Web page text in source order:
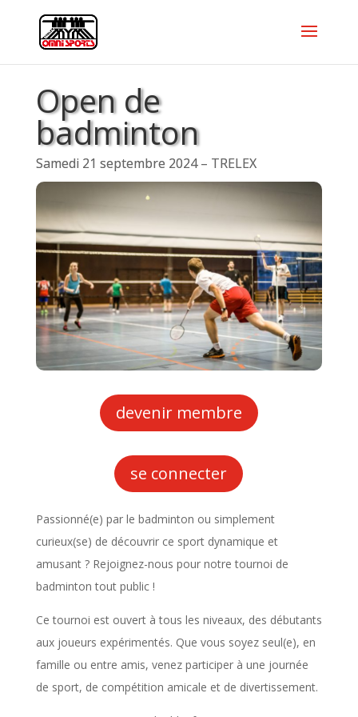
Open de
badminton
Samedi 21 septembre 2024 – TRELEX
devenir membre
se connecter
Passionné(e) par le badminton ou simplement
curieux(se) de découvrir ce sport dynamique et
amusant ? Rejoignez-nous pour notre tournoi de
badminton tout public !
Ce tournoi est ouvert à tous les niveaux, des débutants
aux joueurs expérimentés. Que vous soyez seul(e), en
famille ou entre amis, venez participer à une journée
de sport, de compétition amicale et de divertissement.